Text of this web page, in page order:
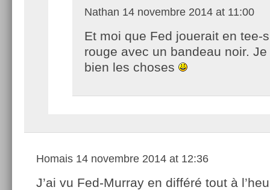
Nathan 14 novembre 2014 at 11:00
Et moi que Fed jouerait en tee-
rouge avec un bandeau noir.
bien les choses
Homais 14 novembre 2014 at 12:36
J’ai vu Fed-Murray en différé tout à